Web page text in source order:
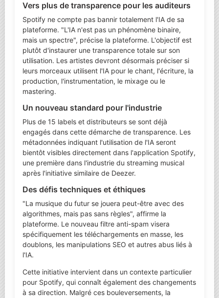
Vers plus de transparence pour les auditeurs
Spotify ne compte pas bannir totalement l'IA de sa
plateforme. "L'IA n'est pas un phénomène binaire,
mais un spectre", précise la plateforme. L'objectif est
plutôt d'instaurer une transparence totale sur son
utilisation. Les artistes devront désormais préciser si
leurs morceaux utilisent l'IA pour le chant, l'écriture, la
production, l'instrumentation, le mixage ou le
mastering.
Un nouveau standard pour l'industrie
Plus de 15 labels et distributeurs se sont déjà
engagés dans cette démarche de transparence. Les
métadonnées indiquant l'utilisation de l'IA seront
bientôt visibles directement dans l'application Spotify,
une première dans l'industrie du streaming musical
après l'initiative similaire de Deezer.
Des défis techniques et éthiques
"La musique du futur se jouera peut-être avec des
algorithmes, mais pas sans règles", affirme la
plateforme. Le nouveau filtre anti-spam visera
spécifiquement les téléchargements en masse, les
doublons, les manipulations SEO et autres abus liés à
l'IA.
Cette initiative intervient dans un contexte particulier
pour Spotify, qui connaît également des changements
à sa direction. Malgré ces bouleversements, la